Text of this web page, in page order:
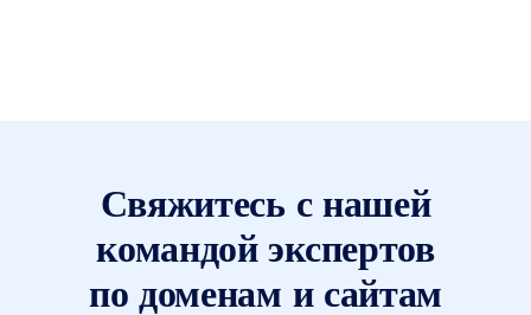
Свяжитесь с нашей
командой экспертов
по доменам и сайтам